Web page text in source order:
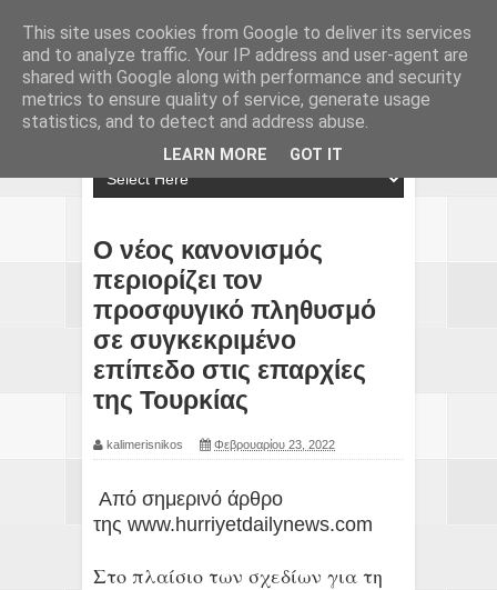
Ο νέος κανονισμός
περιορίζει τον
προσφυγικό πληθυσμό
σε συγκεκριμένο
επίπεδο στις επαρχίες
της Τουρκίας
kalimerisnikos Φεβρουαρίου 23, 2022
Από σημερινό άρθρο
της www.hurriyetdailynews.com
Στο πλαίσιο των σχεδίων για τη
This site uses cookies from Google to deliver its services
and to analyze traffic. Your IP address and user-agent are
shared with Google along with performance and security
metrics to ensure quality of service, generate usage
statistics, and to detect and address abuse.
LEARN MORE GOT IT